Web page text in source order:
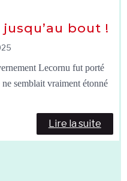
bout !
Lecornu fut porté
semblait vraiment étonné
Lire la suite